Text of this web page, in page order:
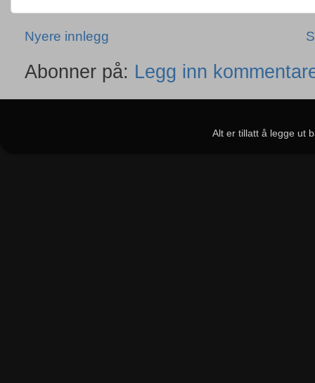
Nyere innlegg
Abonner på: Legg inn
Alt er tillatt å legge ut